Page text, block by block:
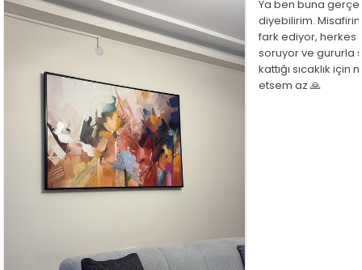
Ya ben buna
diyebilirim.
fark ediyor, herkes
soruyor ve gururla
kattığı sıcaklık
etsem az 🙏